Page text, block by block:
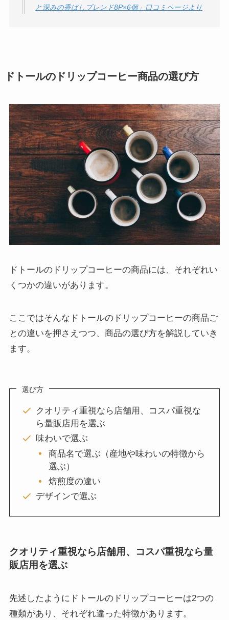
と深みの香ばしブレンド8P×6個」口コミページより
ドトールのドリップコーヒー商品の選び方
ドトールのドリップコーヒーの商品には、それぞれい
くつかの違いがあります。
ここではそんなドトールのドリップコーヒーの商品ご
との違いを押さえつつ、商品の選び方を解説していき
ます。
選び方
クオリティ重視なら店舗用、コスパ重視な
ら量販店用を選ぶ
味わいで選ぶ
商品名で選ぶ（産地や味わいの特徴から
選ぶ）
焙煎度の違い
デザインで選ぶ
クオリティ重視なら店舗用、コスパ重視なら量
販店用を選ぶ
先述したようにドトールのドリップコーヒーは2つの
種類があり、それぞれ違った特徴があります。